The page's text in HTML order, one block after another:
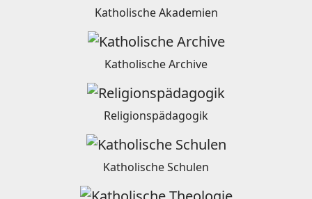
Katholische Akademien
Katholische Archive
Religionspädagogik
Katholische Schulen